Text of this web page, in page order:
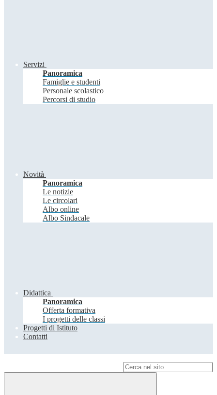
Servizi
Panoramica
Famiglie e studenti
Personale scolastico
Percorsi di studio
Novità
Panoramica
Le notizie
Le circolari
Albo online
Albo Sindacale
Didattica
Panoramica
Offerta formativa
I progetti delle classi
Progetti di Istituto
Contatti